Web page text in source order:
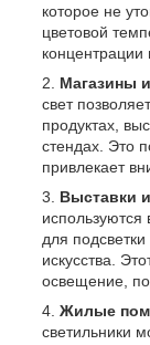
которое не
цветовой
Магазины
свет
продуктах,
стендах. Это
привлекает
Выставки
используются
для
искусства.
освещение,
Жилые
светильники